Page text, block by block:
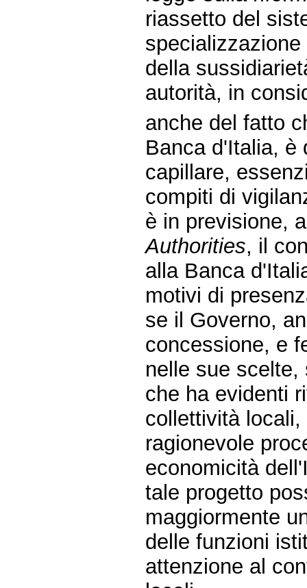
riassetto del
della
autorità, in
anche del fatto
Banca d'Italia, è
capillare,
compiti di
è in previsione,
Authorities, il
alla Banca
motivi di
se il Governo,
concessione, e
nelle sue
che ha evidenti
collettività
ragionevole
economicità
tale progetto
maggiormente
delle funzioni
attenzione al